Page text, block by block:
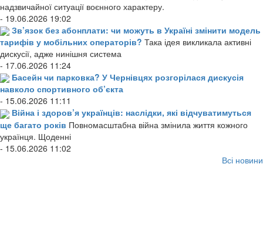
надзвичайної ситуації воєнного характеру.
- 19.06.2026 19:02
Зв’язок без абонплати: чи можуть в Україні змінити модель
тарифів у мобільних операторів? Така ідея викликала активні
дискусії, адже нинішня система
- 17.06.2026 11:24
Басейн чи парковка? У Чернівцях розгорілася дискусія
навколо спортивного об’єкта
- 15.06.2026 11:11
Війна і здоров’я українців: наслідки, які відчуватимуться
ще багато років Повномасштабна війна змінила життя кожного
українця. Щоденні
- 15.06.2026 11:02
Всі новини